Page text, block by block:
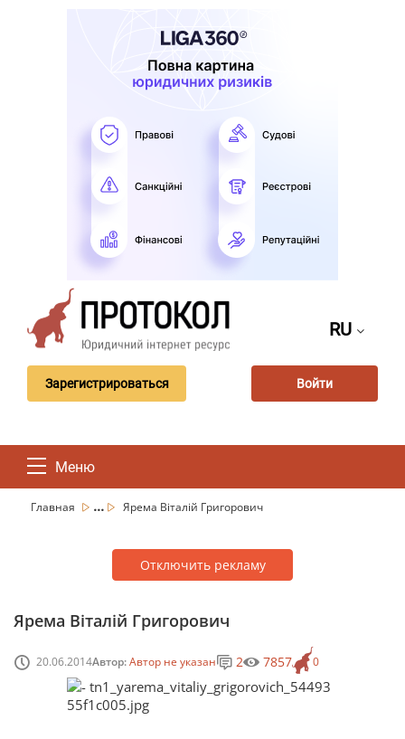
RU
Зарегистрироваться Войти
Меню
Главная ... Ярема Віталій Григорович
Отключить рекламу
Ярема Віталій Григорович
20.06.2014Автор:Автор не указан 0
2 7857